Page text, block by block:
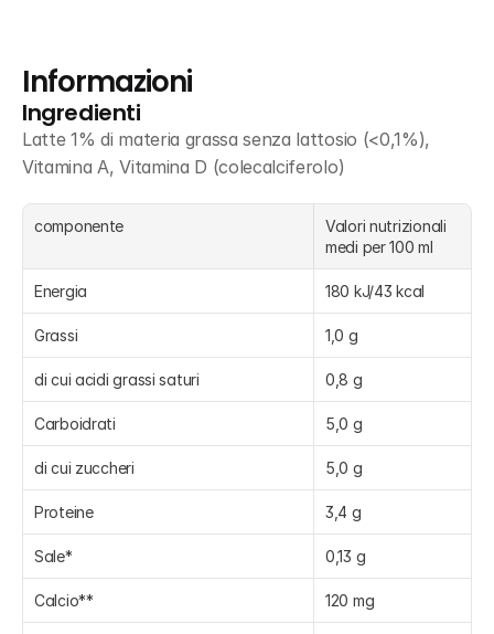
Informazioni
Ingredienti
Latte 1% di materia grassa senza lattosio (<0,1%),
Vitamina A, Vitamina D (colecalciferolo)
componente
Valori nutrizionali
medi per 100 ml
Energia 180 kJ/43 kcal
Grassi 1,0 g
di cui acidi grassi saturi 0,8 g
Carboidrati 5,0 g
di cui zuccheri 5,0 g
Proteine 3,4 g
Sale* 0,13 g
Calcio** 120 mg